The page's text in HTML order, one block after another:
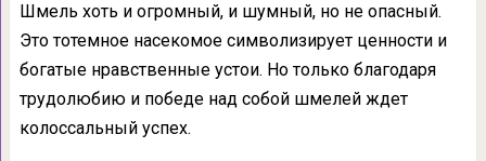
Шмель хоть и огромный, и шумный, но не опасный.
Это тотемное насекомое символизирует ценности и
богатые нравственные устои. Но только благодаря
трудолюбию и победе над собой шмелей ждет
колоссальный успех.